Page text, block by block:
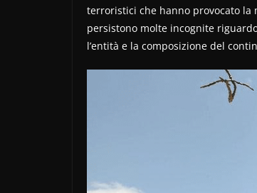
terroristici che hanno provocato la
persistono molte incognite
l’entità e la composizione del